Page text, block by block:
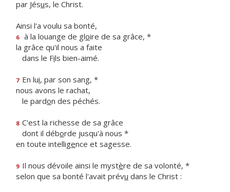
par Jésus, le Christ.
Ainsi l'a voulu sa bonté,
6 à la louange de gloire de sa grâce, *
la grâce qu'il nous a faite
dans le Fils bien-aimé.
7 En lui, par son sang, *
nous avons le rachat,
le pardon des péchés.
8 C'est la richesse de sa grâce
dont il déborde jusqu'à nous *
en toute intelligence et sagesse.
9 Il nous dévoile ainsi le mystère de sa volonté, *
selon que sa bonté l'avait prévu dans le Christ :